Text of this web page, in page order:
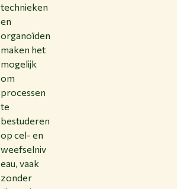
technieken
en
organoïden
maken het
mogelijk
om
processen
te
bestuderen
op cel- en
weefselniv
eau, vaak
zonder